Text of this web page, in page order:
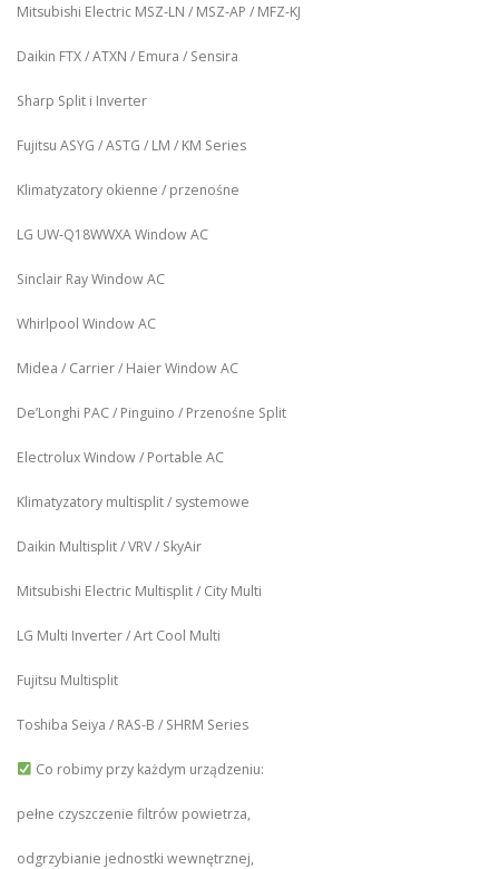
Mitsubishi Electric MSZ‑LN / MSZ‑AP / MFZ-KJ
Daikin FTX / ATXN / Emura / Sensira
Sharp Split i Inverter
Fujitsu ASYG / ASTG / LM / KM Series
Klimatyzatory okienne / przenośne
LG UW‑Q18WWXA Window AC
Sinclair Ray Window AC
Whirlpool Window AC
Midea / Carrier / Haier Window AC
De’Longhi PAC / Pinguino / Przenośne Split
Electrolux Window / Portable AC
Klimatyzatory multisplit / systemowe
Daikin Multisplit / VRV / SkyAir
Mitsubishi Electric Multisplit / City Multi
LG Multi Inverter / Art Cool Multi
Fujitsu Multisplit
Toshiba Seiya / RAS-B / SHRM Series
Co robimy przy każdym urządzeniu:
pełne czyszczenie filtrów powietrza,
odgrzybianie jednostki wewnętrznej,